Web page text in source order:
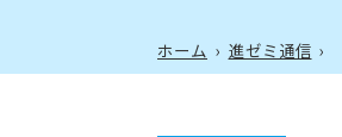
ホーム › 進ゼミ通信 ›